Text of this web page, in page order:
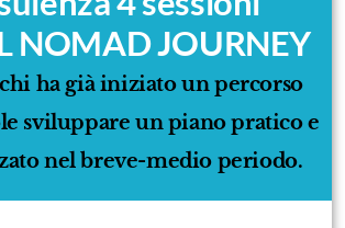
NOMAD JOURNEY
ha già iniziato un percorso
sviluppare un piano pratico e
nel breve-medio periodo.